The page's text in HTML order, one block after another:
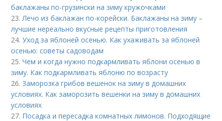
баклажаны по-грузински на зиму кружочками
23.Лечо из баклажан по-корейски. Баклажаны на зиму –
лучшие нереально вкусные рецепты приготовления
24.Уход за яблоней осенью. Как ухаживать за яблоней
осенью: советы садоводам
25.Чем и когда нужно подкармливать яблони осенью в
зиму. Как подкармливать яблоню по возрасту
26.Заморозка грибов вешенок на зиму в домашних
условиях. Как заморозить вешенки на зиму в домашних
условиях
27. Посадка и пересадка комнатных лимонов. Подходящие